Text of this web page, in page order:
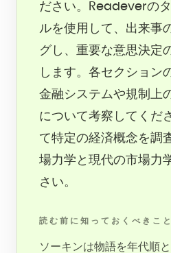
ださい。Readeverの
ルを使用して、出来事
グし、重要な意思決定
します。各セクション
金融システムや規制上
について考察してくだ
て特定の経済概念を調
場力学と現代の市場力
さい。
読む前に知っておくべきこと
ソーキンは物語を年代順